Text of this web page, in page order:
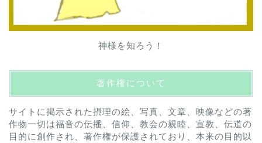
神様を知ろう！
著作権について
サイトに掲示された摂理の絵、写真、文章、映像などの著
作物一切は福音の伝播、信仰、教会の親睦、宣教、伝道の
目的に創作され、著作権が保護されており、本来の目的以